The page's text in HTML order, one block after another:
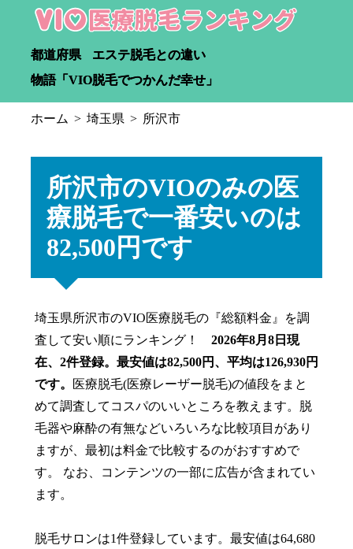
都道府県
エステ脱毛との違い
物語「VIO脱毛でつかんだ幸せ」
ホーム 埼玉県 所沢市
所沢市のVIOのみの医
療脱毛で一番安いのは
82,500円です
埼玉県所沢市のVIO医療脱毛の『総額料金』を調
査して安い順にランキング！ 2026年8月8日現
在、2件登録。最安値は82,500円、平均は126,930円
です。
医療脱毛(医療レーザー脱毛)の値段をまと
めて調査してコスパのいいところを教えます。脱
毛器や麻酔の有無などいろいろな比較項目があり
ますが、最初は料金で比較するのがおすすめで
す。 なお、コンテンツの一部に広告が含まれてい
ます。
脱毛サロンは1件登録しています。最安値は64,680